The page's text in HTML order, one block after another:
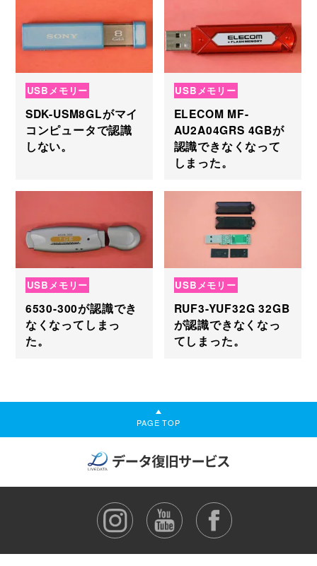
USBメモリー
SDK-USM8GLがマイ
コンピュータで認識
しない。
USBメモリー
ELECOM MF-
AU2A04GRS 4GBが
認識できなくなって
しまった。
USBメモリー
6530-300が認識でき
なくなってしまっ
た。
USBメモリー
RUF3-YUF32G 32GB
が認識できなくなっ
てしまった。
PAGE TOP